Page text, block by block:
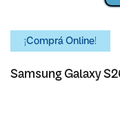
¡Comprá Online!
Samsung Galaxy